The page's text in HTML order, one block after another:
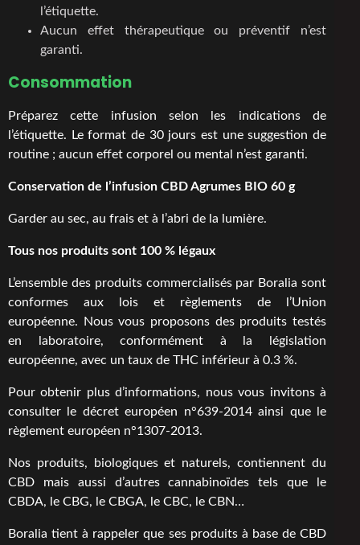
l’étiquette.
Aucun effet thérapeutique ou préventif n’est
garanti.
Consommation
Préparez cette infusion selon les indications de
l’étiquette. Le format de 30 jours est une suggestion de
routine ; aucun effet corporel ou mental n’est garanti.
Conservation de l’infusion CBD Agrumes BIO 60 g
Garder au sec, au frais et à l’abri de la lumière.
Tous nos produits sont 100 % légaux
L’ensemble des produits commercialisés par Boralia sont
conformes aux lois et règlements de l’Union
européenne. Nous vous proposons des produits testés
en laboratoire, conformément à la législation
européenne, avec un taux de THC inférieur à 0.3 %.
Pour obtenir plus d’informations, nous vous invitons à
consulter le décret européen n°639-2014ainsi que le
règlement européen n°1307-2013.
Nos produits, biologiques et naturels, contiennent du
CBD mais aussi d’autres cannabinoïdes tels que le
CBDA, le CBG, le CBGA, le CBC, le CBN…
Boralia tient à rappeler que ses produits à base de CBD